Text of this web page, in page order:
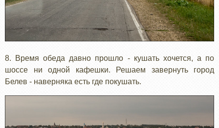
8. Время обеда давно прошло - кушать хочется, а по
шоссе ни одной кафешки. Решаем завернуть город
Белев - наверняка есть где покушать.